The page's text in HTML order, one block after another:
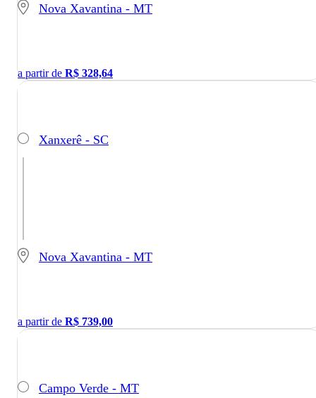
Nova Xavantina - MT
a partir de R$ 328,64
Xanxerê - SC
Nova Xavantina - MT
a partir de R$ 739,00
Campo Verde - MT